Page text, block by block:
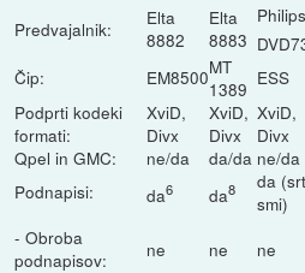
Predvajalnik:
Elta
8882
Elta
8883
Philips
Čip:
EM8500MT
1389 ESS
Podprti kodeki
formati:
XviD,
Divx
XviD,
Divx
XviD,
Divx
Qpel in GMC:
ne/da da/da ne/da
Podnapisi: da6 da8
da
smi)
- Obroba
podnapisov:
ne ne ne